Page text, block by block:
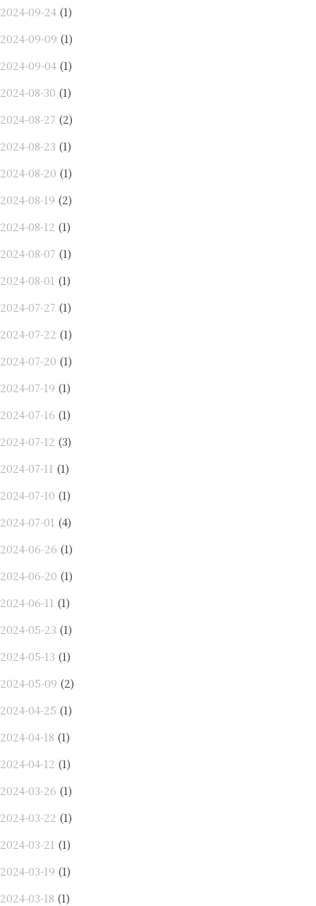
2024-09-24 (1)
2024-09-09 (1)
2024-09-04 (1)
2024-08-30 (1)
2024-08-27 (2)
2024-08-23 (1)
2024-08-20 (1)
2024-08-19 (2)
2024-08-12 (1)
2024-08-07 (1)
2024-08-01 (1)
2024-07-27 (1)
2024-07-22 (1)
2024-07-20 (1)
2024-07-19 (1)
2024-07-16 (1)
2024-07-12 (3)
2024-07-11 (1)
2024-07-10 (1)
2024-07-01 (4)
2024-06-26 (1)
2024-06-20 (1)
2024-06-11 (1)
2024-05-23 (1)
2024-05-13 (1)
2024-05-09 (2)
2024-04-25 (1)
2024-04-18 (1)
2024-04-12 (1)
2024-03-26 (1)
2024-03-22 (1)
2024-03-21 (1)
2024-03-19 (1)
2024-03-18 (1)